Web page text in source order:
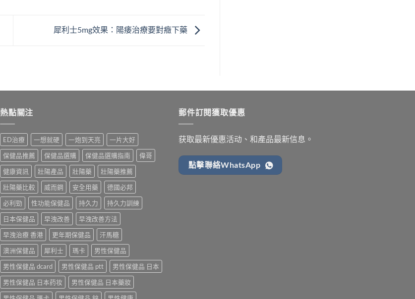
犀利士5mg效果：陽痿治療要對癥下藥
熱點關注
ED治療 一想就硬 一炮到天亮
一片大好
保健品推薦
保健品選購 保健品選購指南
偉哥
健康資訊
壯陽產品 壯陽藥
壯陽藥推薦
壯陽藥比較
威而鋼 安全用藥
德國必邦
必利勁
性功能保健品 持久力
持久力訓練
日本保健品
早洩改善
早洩改善方法
早洩治療 香港
更年期保健品
汗馬糖
澳洲保健品
犀利士 瑪卡
男性保健品
男性保健品 dcard
男性保健品 ptt
男性保健品 日本
男性保健品 日本药妆
男性保健品 日本藥妝
郵件訂閱獲取優惠
获取最新優惠活动、和產品最新信息。
點擊聯絡WhatsApp